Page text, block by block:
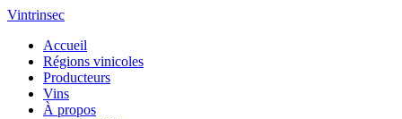
Vintrinsec
Accueil
Régions vinicoles
Producteurs
Vins
À propos